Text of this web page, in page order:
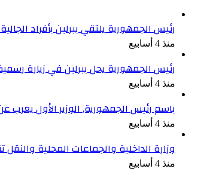
رئيس الجمهورية يلتقي ببرلين بأفراد الجالية
منذ 4 أسابيع
رئيس الجمهورية يحل ببرلين في زيارة رسمية
منذ 4 أسابيع
باسم رئيس الجمهورية, الوزير الأول يعرب
منذ 4 أسابيع
وزارة الداخلية والجماعات المحلية
منذ 4 أسابيع